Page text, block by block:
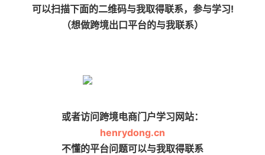
可以扫描下面的二维码与我取得联系，参与学习!
（想做跨境出口平台的与我联系）
或者访问跨境电商门户学习网站：
henrydong.cn
不懂的平台问题可以与我取得联系